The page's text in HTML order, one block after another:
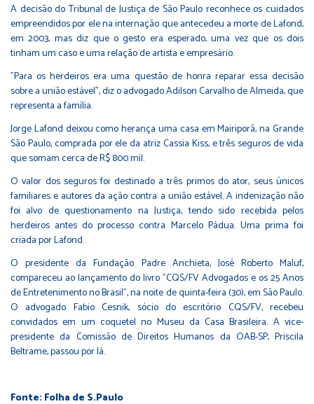
A decisão do Tribunal de Justiça de São Paulo reconhece os cuidados
empreendidos por ele na internação que antecedeu a morte de Lafond,
em 2003, mas diz que o gesto era esperado, uma vez que os dois
tinham um caso e uma relação de artista e empresário.
"Para os herdeiros era uma questão de honra reparar essa decisão
sobre a união estável", diz o advogado Adilson Carvalho de Almeida, que
representa a família.
Jorge Lafond deixou como herança uma casa em Mairiporã, na Grande
São Paulo, comprada por ele da atriz Cassia Kiss, e três seguros de vida
que somam cerca de R$ 800 mil.
O valor dos seguros foi destinado a três primos do ator, seus únicos
familiares e autores da ação contra a união estável. A indenização não
foi alvo de questionamento na Justiça, tendo sido recebida pelos
herdeiros antes do processo contra Marcelo Pádua. Uma prima foi
criada por Lafond.
O presidente da Fundação Padre Anchieta, José Roberto Maluf,
compareceu ao lançamento do livro "CQS/FV Advogados e os 25 Anos
de Entretenimento no Brasil", na noite de quinta-feira (30), em São Paulo.
O advogado Fabio Cesnik, sócio do escritório CQS/FV, recebeu
convidados em um coquetel no Museu da Casa Brasileira. A vice-
presidente da Comissão de Direitos Humanos da OAB-SP, Priscila
Beltrame, passou por lá.
Fonte: Folha de S.Paulo